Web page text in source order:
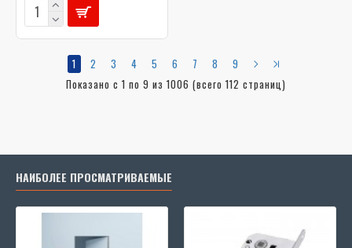
1 2 3 4 5 6 7 8
9
Показано с 1 по 9 из 1006 (всего 112 страниц)
НАИБОЛЕЕ ПРОСМАТРИВАЕМЫЕ